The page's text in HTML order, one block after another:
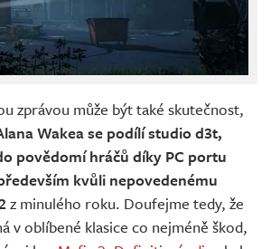
zprávou může být také skutečnost,
Wakea se podílí studio d3t,
povědomí hráčů díky PC portu
kvůli nepovedenému
z minulého roku. Doufejme tedy, že
v oblíbené klasice co nejméně škod,